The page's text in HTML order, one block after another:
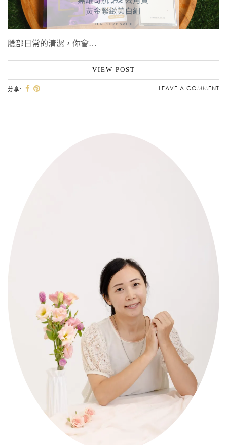
臉部日常的清潔，你會…
VIEW POST
分享: LEAVE A COMMENT